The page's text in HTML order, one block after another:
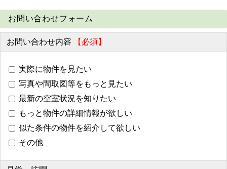
お問い合わせフォーム
お問い合わせ内容 【必須】
実際に物件を見たい
写真や間取図等をもっと見たい
最新の空室状況を知りたい
もっと物件の詳細情報が欲しい
似た条件の物件を紹介して欲しい
その他